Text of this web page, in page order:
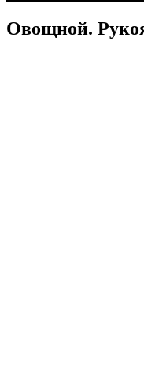
Овощной.